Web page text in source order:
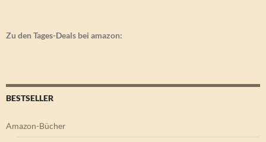
Zu den Tages-Deals bei amazon:
BESTSELLER
Amazon-Bücher